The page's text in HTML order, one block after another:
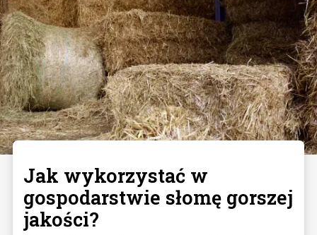
Jak wykorzystać w
gospodarstwie słomę gorszej
jakości?